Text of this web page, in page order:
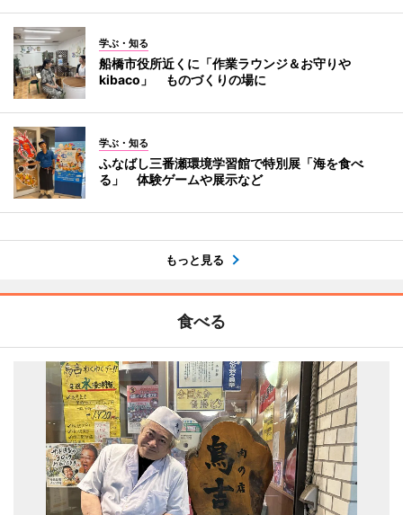
学ぶ・知る
船橋市役所近くに「作業ラウンジ＆お守りや
kibaco」 ものづくりの場に
学ぶ・知る
ふなばし三番瀬環境学習館で特別展「海を食べ
る」 体験ゲームや展示など
もっと見る
食べる